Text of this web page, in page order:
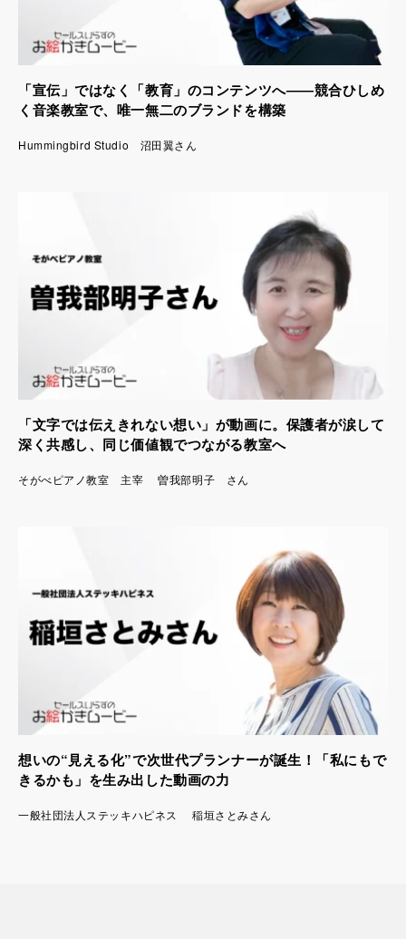
「宣伝」ではなく「教育」のコンテンツへ――競合ひしめ
く音楽教室で、唯一無二のブランドを構築
Hummingbird Studio 沼田翼さん
「文字では伝えきれない想い」が動画に。保護者が涙して
深く共感し、同じ価値観でつながる教室へ
そがべピアノ教室 主宰 曽我部明子 さん
想いの“見える化”で次世代プランナーが誕生！「私にもで
きるかも」を生み出した動画の力
一般社団法人ステッキハピネス 稲垣さとみさん